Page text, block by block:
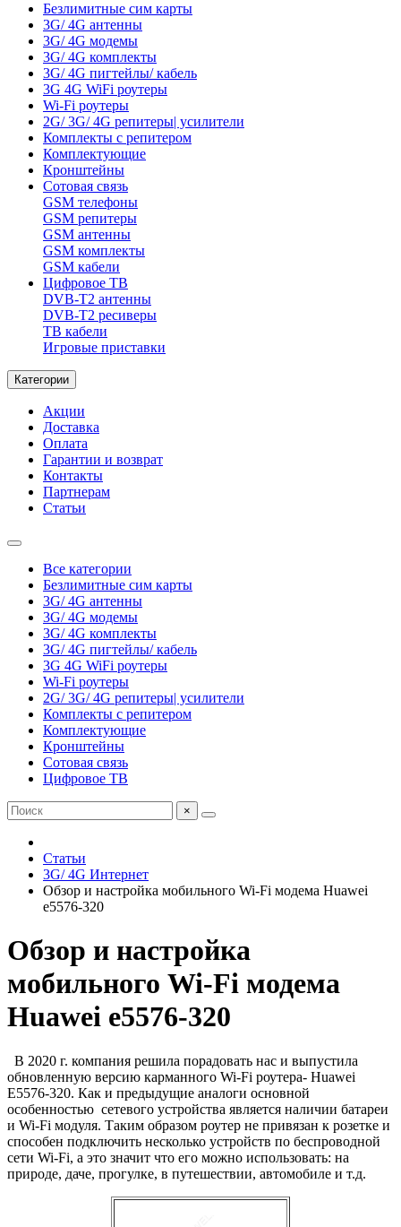
Безлимитные сим карты
3G/ 4G антенны
3G/ 4G модемы
3G/ 4G комплекты
3G/ 4G пигтейлы/ кабель
3G 4G WiFi роутеры
Wi-Fi роутеры
2G/ 3G/ 4G репитеры| усилители
Комплекты с репитером
Комплектующие
Кронштейны
Сотовая связь
GSM телефоны
GSM репитеры
GSM антенны
GSM комплекты
GSM кабели
Цифровое ТВ
DVB-T2 антенны
DVB-T2 ресиверы
ТВ кабели
Игровые приставки
Категории
Акции
Доставка
Оплата
Гарантии и возврат
Контакты
Партнерам
Статьи
Все категории
Безлимитные сим карты
3G/ 4G антенны
3G/ 4G модемы
3G/ 4G комплекты
3G/ 4G пигтейлы/ кабель
3G 4G WiFi роутеры
Wi-Fi роутеры
2G/ 3G/ 4G репитеры| усилители
Комплекты с репитером
Комплектующие
Кронштейны
Сотовая связь
Цифровое ТВ
×
Статьи
3G/ 4G Интернет
Обзор и настройка мобильного Wi-Fi модема Huawei
e5576-320
Обзор и настройка
мобильного Wi-Fi модема
Huawei e5576-320
В 2020 г. компания решила порадовать нас и выпустила
обновленную версию карманного Wi-Fi роутера- Huawei
E5576-320. Как и предыдущие аналоги основной
особенностью сетевого устройства является наличии батареи
и Wi-Fi модуля. Таким образом роутер не привязан к розетке и
способен подключить несколько устройств по беспроводной
сети Wi-Fi, а это значит что его можно использовать: на
природе, даче, прогулке, в путешествии, автомобиле и т.д.